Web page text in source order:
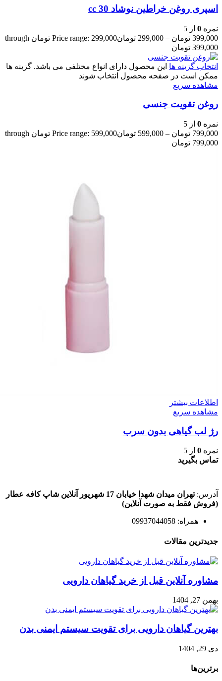
اسپری روغن خراطین نوشاد 30 cc
نمره 0 از 5
399,000 تومان –
299,000 تومان
Price range: 299,000 تومان through
399,000 تومان
انتخاب گزینه ها این محصول دارای انواع مختلفی می باشد. گزینه ها
ممکن است در صفحه محصول انتخاب شوند
مشاهده سریع
روغن تقویت جنسی
نمره 0 از 5
799,000 تومان –
599,000 تومان
Price range: 599,000 تومان through
799,000 تومان
اطلاعات بیشتر
مشاهده سریع
رژ لب گیاهی بدون سرب
نمره 0 از 5
تماس بگیرید
آدرس:تهران میدان شهدا خیابان 17 شهریور آنلاین شاپ کافه عطار
(فروش فقط به صورت آنلاین)
همراه: 09937044058
جدیدترین مقالات
مشاوره آنلاین قبل از خرید گیاهان دارویی
بهمن 27, 1404
بهترین گیاهان دارویی برای تقویت سیستم ایمنی بدن
دی 29, 1404
برترین‌ها